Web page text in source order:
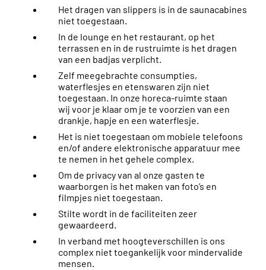
Het dragen van slippers is in de saunacabines
niet toegestaan.
In de lounge en het restaurant, op het
terrassen en in de rustruimte is het dragen
van een badjas verplicht.
Zelf meegebrachte consumpties,
waterflesjes en etenswaren zijn niet
toegestaan. In onze horeca-ruimte staan
wij voor je klaar om je te voorzien van een
drankje, hapje en een waterflesje.
Het is niet toegestaan om mobiele telefoons
en/of andere elektronische apparatuur mee
te nemen in het gehele complex.
Om de privacy van al onze gasten te
waarborgen is het maken van foto’s en
filmpjes niet toegestaan.
Stilte wordt in de faciliteiten zeer
gewaardeerd.
In verband met hoogteverschillen is ons
complex niet toegankelijk voor mindervalide
mensen.